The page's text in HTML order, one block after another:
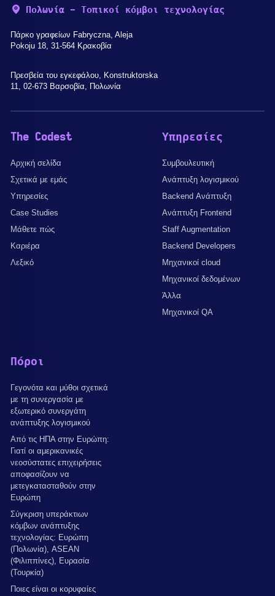
Πολωνία - Τοπικοί κόμβοι τεχνολογίας
Πάρκο γραφείων Fabryczna, Aleja
Pokoju 18, 31-564 Κρακοβία
Πρεσβεία του εγκεφάλου, Konstruktorska
11, 02-673 Βαρσοβία, Πολωνία
The Codest
Αρχική σελίδα
Σχετικά με εμάς
Υπηρεσίες
Case Studies
Μάθετε πώς
Καριέρα
Λεξικό
Υπηρεσίες
Συμβουλευτική
Ανάπτυξη λογισμικού
Backend Ανάπτυξη
Ανάπτυξη Frontend
Staff Augmentation
Backend Developers
Μηχανικοί cloud
Μηχανικοί δεδομένων
Άλλα
Μηχανικοί QA
Πόροι
Γεγονότα και μύθοι σχετικά
με τη συνεργασία με
εξωτερικό συνεργάτη
ανάπτυξης λογισμικού
Από τις ΗΠΑ στην Ευρώπη:
Γιατί οι αμερικανικές
νεοσύστατες επιχειρήσεις
αποφασίζουν να
μετεγκατασταθούν στην
Ευρώπη
Σύγκριση υπεράκτιων
κόμβων ανάπτυξης
τεχνολογίας: Ευρώπη
(Πολωνία), ASEAN
(Φιλιππίνες), Ευρασία
(Τουρκία)
Ποιες είναι οι κορυφαίες